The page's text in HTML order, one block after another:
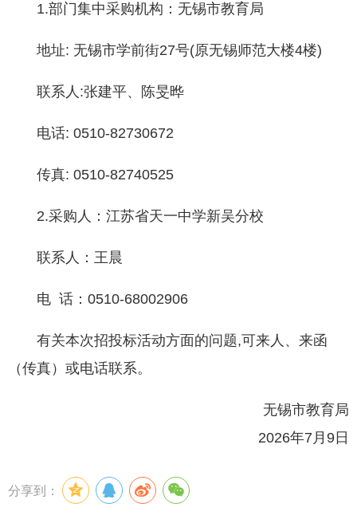
1.部门集中采购机构：无锡市教育局
地址: 无锡市学前街27号(原无锡师范大楼4楼)
联系人:张建平、陈旻晔
电话: 0510-82730672
传真: 0510-82740525
2.采购人：江苏省天一中学新吴分校
联系人：王晨
电 话：0510-68002906
有关本次招投标活动方面的问题,可来人、来函
（传真）或电话联系。
无锡市教育局
2026年7月9日
分享到：